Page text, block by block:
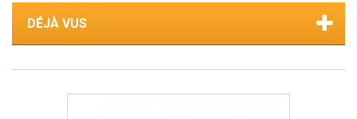
DÉJÀ VUS